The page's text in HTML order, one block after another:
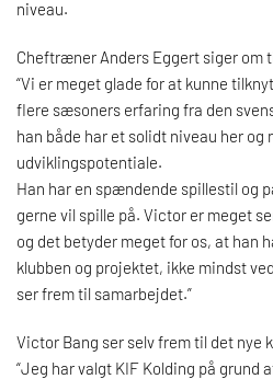
niveau.
Cheftræner Anders Eggert siger om
“Vi er meget glade for at kunne
flere sæsoners erfaring fra den
han både har et solidt niveau her og
udviklingspotentiale.
Han har en spændende spillestil og
gerne vil spille på. Victor er meget
og det betyder meget for os, at han
klubben og projektet, ikke mindst
ser frem til samarbejdet.”
Victor Bang ser selv frem til det nye
“Jeg har valgt KIF Kolding på grund